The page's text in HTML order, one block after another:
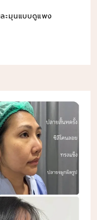
ะมุนแบบดูแพง